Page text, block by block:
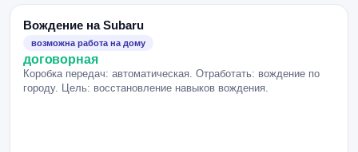
Вождение на Subaru
возможна работа на дому
договорная
Коробка передач: автоматическая. Отработать: вождение по
городу. Цель: восстановление навыков вождения.